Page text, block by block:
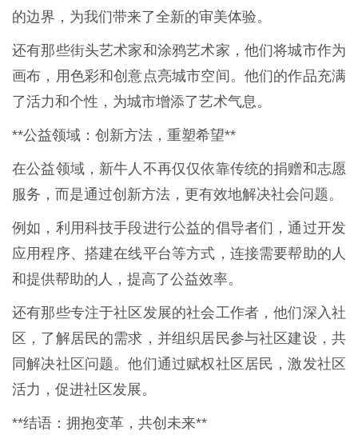
的边界，为我们带来了全新的审美体验。
还有那些街头艺术家和涂鸦艺术家，他们将城市作为
画布，用色彩和创意点亮城市空间。他们的作品充满
了活力和个性，为城市增添了艺术气息。
**公益领域：创新方法，重塑希望**
在公益领域，新牛人不再仅仅依靠传统的捐赠和志愿
服务，而是通过创新方法，更有效地解决社会问题。
例如，利用科技手段进行公益的倡导者们，通过开发
应用程序、搭建在线平台等方式，连接需要帮助的人
和提供帮助的人，提高了公益效率。
还有那些专注于社区发展的社会工作者，他们深入社
区，了解居民的需求，并组织居民参与社区建设，共
同解决社区问题。他们通过赋权社区居民，激发社区
活力，促进社区发展。
**结语：拥抱变革，共创未来**